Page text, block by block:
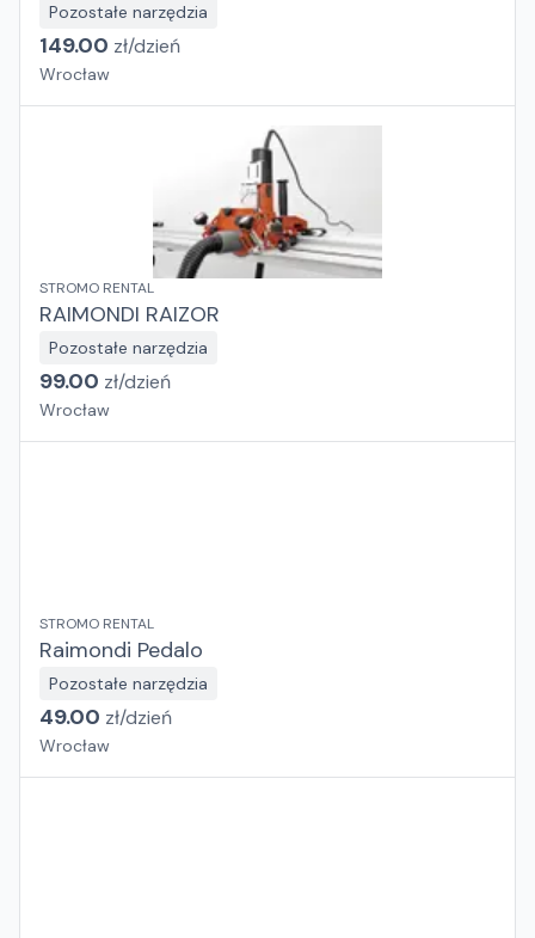
Pozostałe narzędzia
149.00 zł/dzień
Wrocław
STROMO RENTAL
RAIMONDI RAIZOR
Pozostałe narzędzia
99.00 zł/dzień
Wrocław
STROMO RENTAL
Raimondi Pedalo
Pozostałe narzędzia
49.00 zł/dzień
Wrocław